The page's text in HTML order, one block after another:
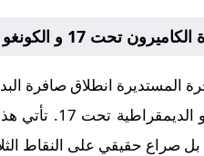
تحت 17 والقنوات الناقلة اليوم
المستديرة انطلاق صافرة
الديمقراطية تحت 17 . تأتي
بل صراع حقيقي على النقاط